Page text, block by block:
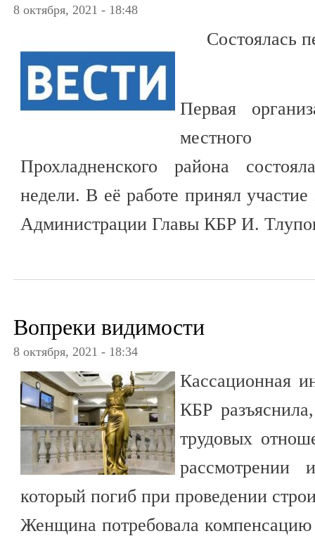
8 октября, 2021 - 18:48
Состоялась
Первая
местного
Прохладненского района
недели. В её работе принял участие
Администрации Главы КБР И.
Вопреки видимости
8 октября, 2021 - 18:34
Кассационная
КБР
трудовых
рассмотрении
который погиб при проведении
Женщина потребовала